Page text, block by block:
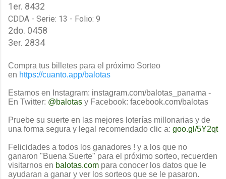
1er. 8432
CDDA - Serie: 13 - Folio: 9
2do. 0458
3er. 2834
Compra tus billetes para el próximo Sorteo
en https://cuanto.app/balotas
Estamos en Instagram: instagram.com/balotas_panama -
En Twitter: @balotas y Facebook: facebook.com/balotas
Pruebe su suerte en las mejores loterías millonarias y de
una forma segura y legal recomendado clic a: goo.gl/5Y2qt
Felicidades a todos los ganadores ! y a los que no
ganaron "Buena Suerte" para el próximo sorteo, recuerden
visitarnos en balotas.com para conocer los datos que le
ayudaran a ganar y ver los sorteos que se le pasaron.